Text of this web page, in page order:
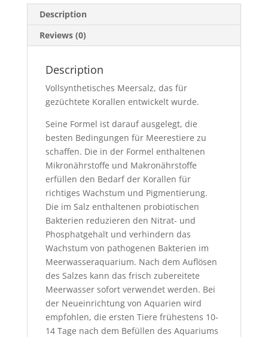
Description
Reviews (0)
Description
Vollsynthetisches Meersalz, das für
gezüchtete Korallen entwickelt wurde.
Seine Formel ist darauf ausgelegt, die
besten Bedingungen für Meerestiere zu
schaffen. Die in der Formel enthaltenen
Mikronährstoffe und Makronährstoffe
erfüllen den Bedarf der Korallen für
richtiges Wachstum und Pigmentierung.
Die im Salz enthaltenen probiotischen
Bakterien reduzieren den Nitrat- und
Phosphatgehalt und verhindern das
Wachstum von pathogenen Bakterien im
Meerwasseraquarium. Nach dem Auflösen
des Salzes kann das frisch zubereitete
Meerwasser sofort verwendet werden. Bei
der Neueinrichtung von Aquarien wird
empfohlen, die ersten Tiere frühestens 10-
14 Tage nach dem Befüllen des Aquariums